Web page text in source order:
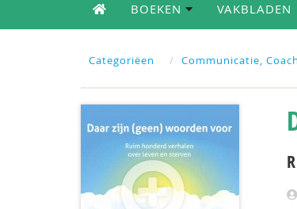
BOEKEN VAKBLADEN
Categoriëen Communicatie,